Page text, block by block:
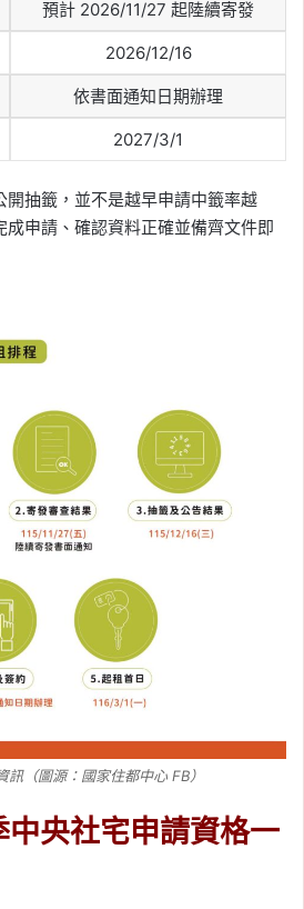
預計 2026/11/27 起陸續寄發
2026/12/16
依書面通知日期辦理
2027/3/1
開抽籤，並不是越早申請中籤率越
申請、確認資料正確並備齊文件即
（圖源：國家住都中心 FB）
央社宅申請資格一